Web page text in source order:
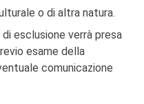
o di altra natura.
di esclusione verrà presa
esame della
comunicazione